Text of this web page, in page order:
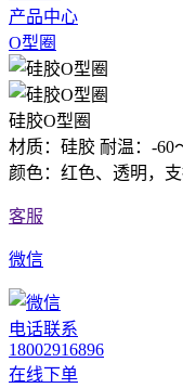
产品中心
O型圈
硅胶O型圈
材质：硅胶 耐温：-60
颜色：红色、透明，
客服
微信
电话联系
18002916896
在线下单